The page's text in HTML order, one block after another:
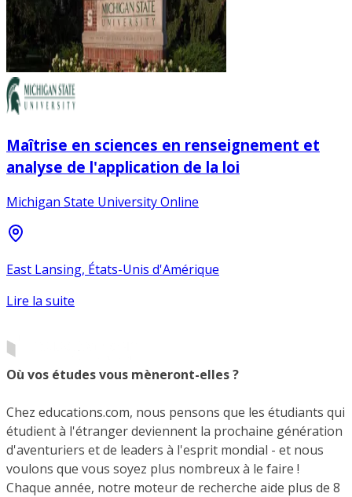
Maîtrise en sciences en renseignement et
analyse de l'application de la loi
Michigan State University Online
East Lansing, États-Unis d'Amérique
Lire la suite
Où vos études vous mèneront-elles ?
Chez educations.com, nous pensons que les étudiants qui
étudient à l'étranger deviennent la prochaine génération
d'aventuriers et de leaders à l'esprit mondial - et nous
voulons que vous soyez plus nombreux à le faire !
Chaque année, notre moteur de recherche aide plus de 8